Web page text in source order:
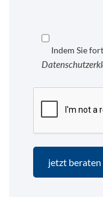
Indem Sie